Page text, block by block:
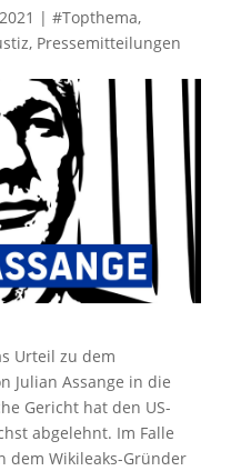
| #Topthema,
, Pressemitteilungen
Urteil zu dem
Julian Assange in die
Gericht hat den US-
abgelehnt. Im Falle
dem Wikileaks-Gründer